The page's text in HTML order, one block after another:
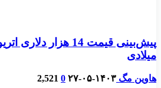
پیش‌بینی قیمت 14 هزار
میلادی
هاوین مگ ۱۴۰۳-۰۵-۲۷ 0
2,521